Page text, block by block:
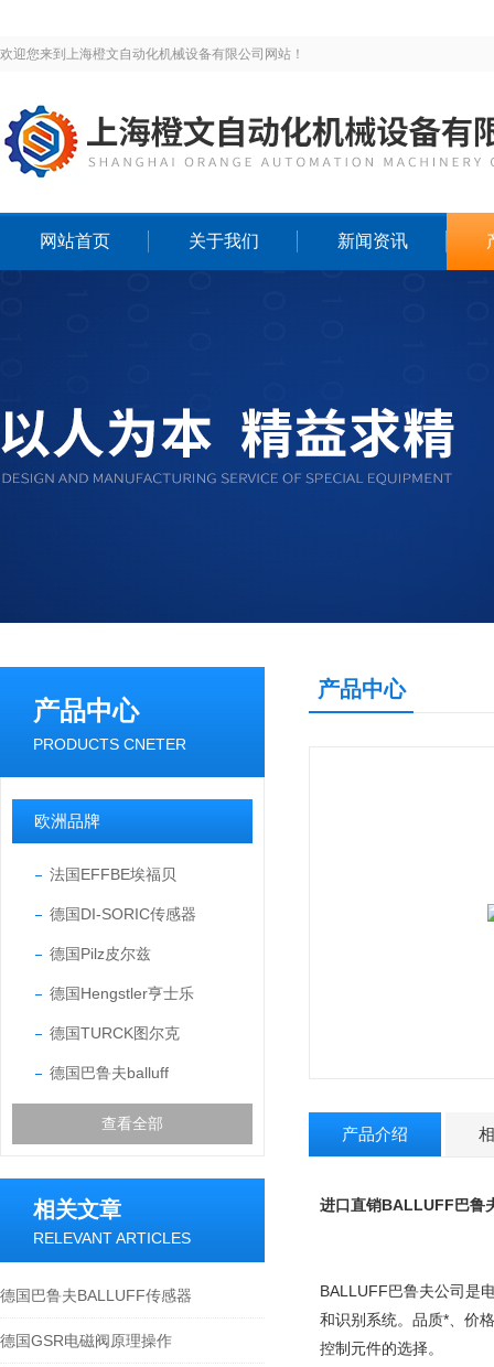
欢迎您来到上海橙文自动化机械设备有限公司网站！
网站首页 关于我们 新闻资讯
产品中心
PRODUCTS CNETER
欧洲品牌
法国EFFBE埃福贝
德国DI-SORIC传感器
德国Pilz皮尔兹
德国Hengstler亨士乐
德国TURCK图尔克
德国巴鲁夫balluff
查看全部
相关文章
RELEVANT ARTICLES
德国巴鲁夫BALLUFF传感器
德国GSR电磁阀原理操作
产品中心
产品介绍
进口直销BALLUFF巴鲁
BALLUFF巴鲁夫公司是
和识别系统。品质*、价
控制元件的选择。